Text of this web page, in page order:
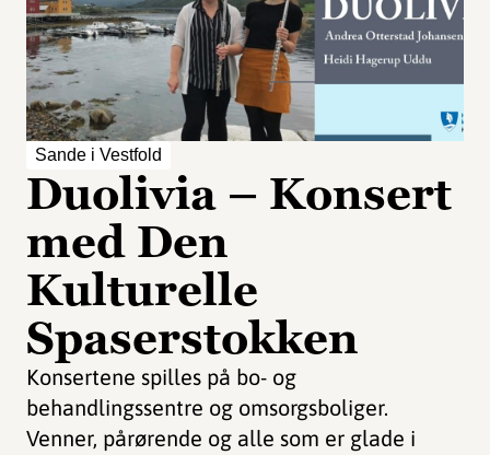
Sande i Vestfold
Duolivia – Konsert
med Den
Kulturelle
Spaserstokken
Konsertene spilles på bo- og
behandlingssentre og omsorgsboliger.
Venner, pårørende og alle som er glade i